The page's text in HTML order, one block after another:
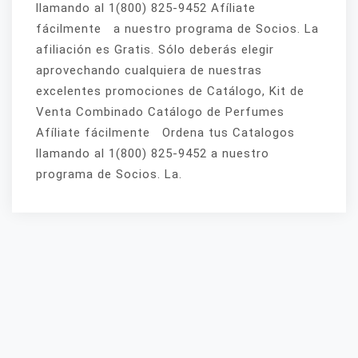
llamando al 1(800) 825-9452 Afíliate
fácilmente a nuestro programa de Socios. La
afiliación es Gratis. Sólo deberás elegir
aprovechando cualquiera de nuestras
excelentes promociones de Catálogo, Kit de
Venta Combinado Catálogo de Perfumes
Afíliate fácilmente Ordena tus Catalogos
llamando al 1(800) 825-9452 a nuestro
programa de Socios. La.